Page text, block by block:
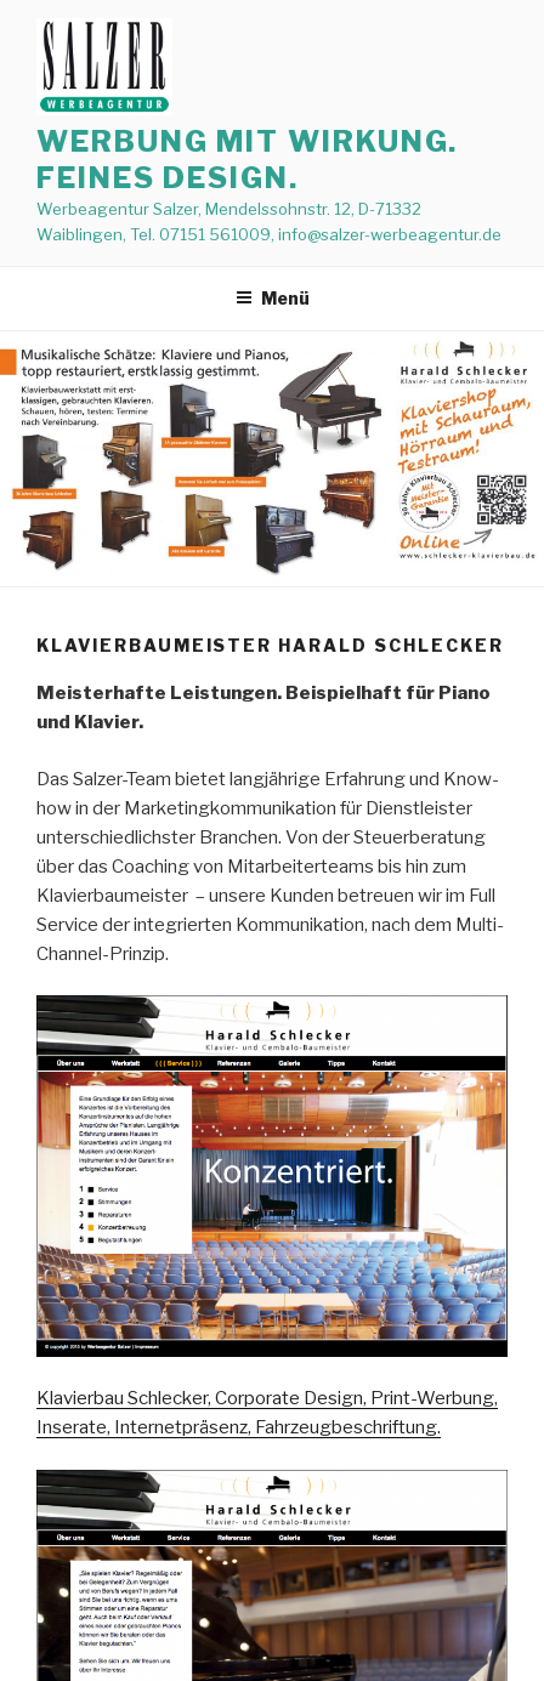
Inhalt
springen
WERBUNG MIT WIRKUNG.
FEINES DESIGN.
Werbeagentur Salzer, Mendelssohnstr. 12, D-71332
Waiblingen, Tel. 07151 561009, info@salzer-werbeagentur.de
Menü
KLAVIERBAUMEISTER HARALD SCHLECKER
Meisterhafte Leistungen. Beispielhaft für Piano
und Klavier.
Das Salzer-Team bietet langjährige Erfahrung und Know-
how in der Marketingkommunikation für Dienstleister
unterschiedlichster Branchen. Von der Steuerberatung
über das Coaching von Mitarbeiterteams bis hin zum
Klavierbaumeister – unsere Kunden betreuen wir im Full
Service der integrierten Kommunikation, nach dem Multi-
Channel-Prinzip.
Klavierbau Schlecker, Corporate Design, Print-Werbung,
Inserate, Internetpräsenz, Fahrzeugbeschriftung.